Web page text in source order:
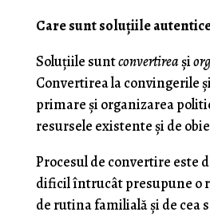
Care sunt soluţiile
Soluţiile suntconvertireaşi
Convertirea la convingerile
primare şi organizarea
resursele existente şi de
Procesul de convertire este
dificil întrucât presupune o
de rutina familială şi de cea